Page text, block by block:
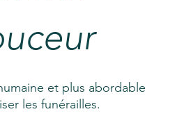
et plus abordable
les funérailles.